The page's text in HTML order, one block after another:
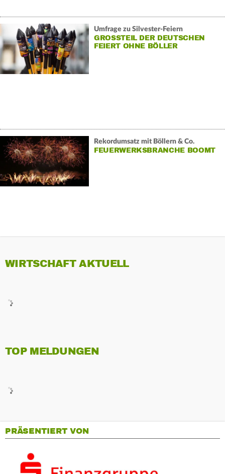
Umfrage zu Silvester-Feiern
GROSSTEIL DER DEUTSCHEN F
EIERT OHNE BÖLLER
Rekordumsatz mit Böllern & Co.
FEUERWERKSBRANCHE BOOMT
WIRTSCHAFT AKTUELL
TOP MELDUNGEN
PRÄSENTIERT VON